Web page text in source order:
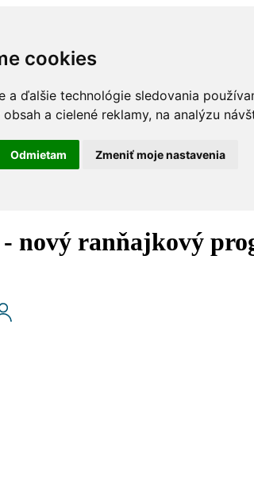
cookies
a ďalšie technológie sledovania
a cielené reklamy, na analýzu
Odmietam Zmeniť moje nastavenia
- nový ranňajkový